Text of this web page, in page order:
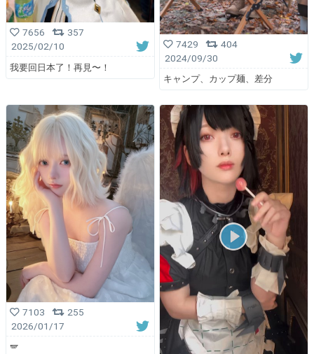
7656
357
2025/02/10
我要回日本了！再見〜！
7429
404
2024/09/30
キャンプ、カップ麺、差分
7103
255
2026/01/17
🪽